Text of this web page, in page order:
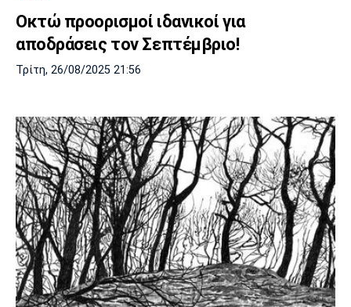
Οκτώ προορισμοί ιδανικοί για
αποδράσεις τον Σεπτέμβριο!
Τρίτη, 26/08/2025 21:56